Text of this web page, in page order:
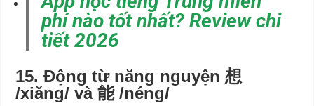
phí nào tốt nhất? Review chi
tiết 2026
15. Động từ năng nguyện 想
/xiǎng/ và 能 /néng/